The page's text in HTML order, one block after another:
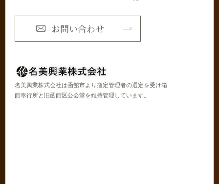
お問い合わせ
名美興業株式会社は函館市より指定管理者の選定を受け箱
館奉行所と旧函館区公会堂を維持管理しています。